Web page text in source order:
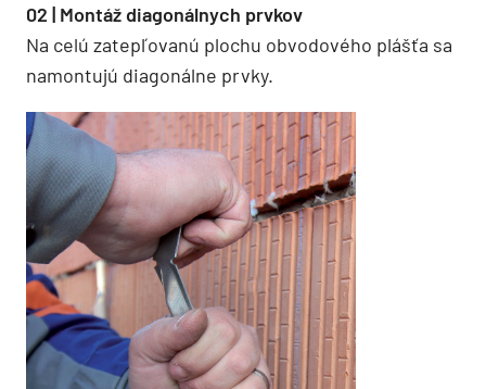
02 | Montáž diagonálnych prvkov
Na celú zatepľovanú plochu obvodového plášťa sa
namontujú diagonálne prvky.